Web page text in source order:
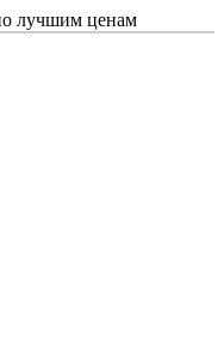
лучшим ценам